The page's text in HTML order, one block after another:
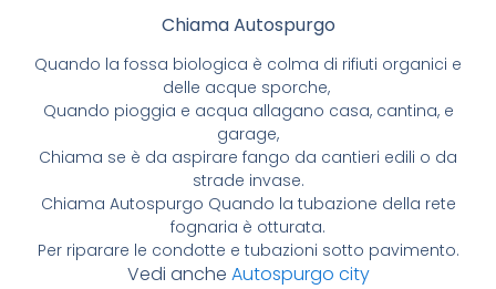
Chiama Autospurgo
Quando la fossa biologica è colma di rifiuti organici e
delle acque sporche,
Quando pioggia e acqua allagano casa, cantina, e
garage,
Chiama se è da aspirare fango da cantieri edili o da
strade invase.
Chiama Autospurgo Quando la tubazione della rete
fognaria è otturata.
Per riparare le condotte e tubazioni sotto pavimento.
Vedi anche Autospurgo city